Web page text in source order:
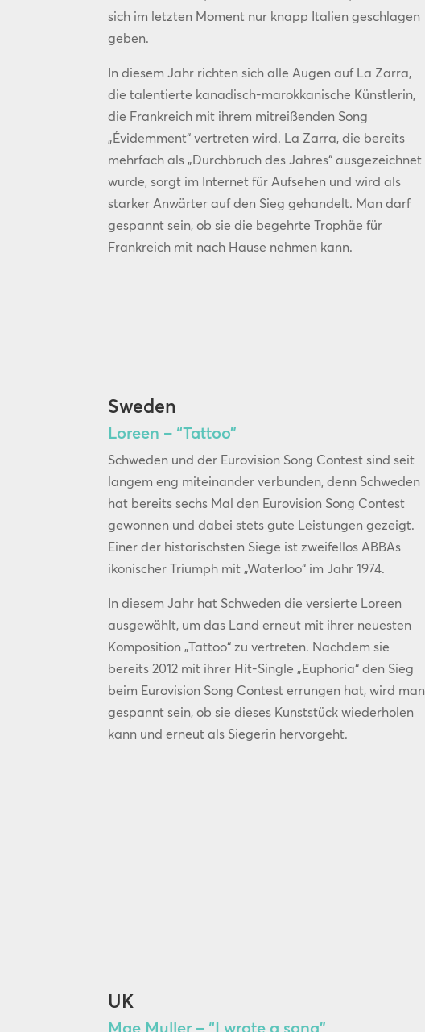
sich im letzten Moment nur knapp Italien geschlagen
geben.
In diesem Jahr richten sich alle Augen auf La Zarra,
die talentierte kanadisch-marokkanische Künstlerin,
die Frankreich mit ihrem mitreißenden Song
„Évidemment“ vertreten wird. La Zarra, die bereits
mehrfach als „Durchbruch des Jahres“ ausgezeichnet
wurde, sorgt im Internet für Aufsehen und wird als
starker Anwärter auf den Sieg gehandelt. Man darf
gespannt sein, ob sie die begehrte Trophäe für
Frankreich mit nach Hause nehmen kann.
Sweden
Loreen – “Tattoo”
Schweden und der Eurovision Song Contest sind seit
langem eng miteinander verbunden, denn Schweden
hat bereits sechs Mal den Eurovision Song Contest
gewonnen und dabei stets gute Leistungen gezeigt.
Einer der historischsten Siege ist zweifellos ABBAs
ikonischer Triumph mit „Waterloo“ im Jahr 1974.
In diesem Jahr hat Schweden die versierte Loreen
ausgewählt, um das Land erneut mit ihrer neuesten
Komposition „Tattoo“ zu vertreten. Nachdem sie
bereits 2012 mit ihrer Hit-Single „Euphoria“ den Sieg
beim Eurovision Song Contest errungen hat, wird man
gespannt sein, ob sie dieses Kunststück wiederholen
kann und erneut als Siegerin hervorgeht.
UK
Mae Muller – “I wrote a song”